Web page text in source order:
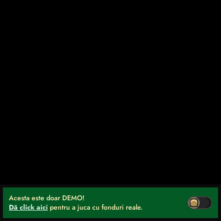
Acesta este doar DEMO!
Dă click aici pentru a juca cu fonduri reale.